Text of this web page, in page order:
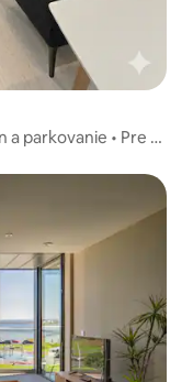
parkovanie • Pre 5